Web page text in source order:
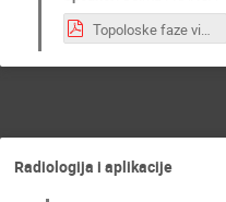
Topoloske faze viseg reda.pdf
Radiologija i aplikacije